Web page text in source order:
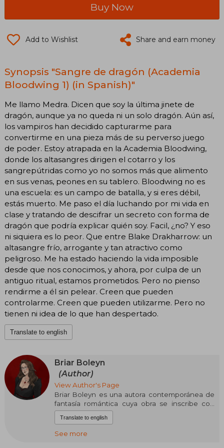
Buy Now
Add to Wishlist Share and earn money
Synopsis "Sangre de dragón (Academia
Bloodwing 1) (in Spanish)"
Me llamo Medra. Dicen que soy la última jinete de
dragón, aunque ya no queda ni un solo dragón. Aún así,
los vampiros han decidido capturarme para
convertirme en una pieza más de su perverso juego
de poder. Estoy atrapada en la Academia Bloodwing,
donde los altasangres dirigen el cotarro y los
sangrepútridas como yo no somos más que alimento
en sus venas, peones en su tablero. Bloodwing no es
una escuela: es un campo de batalla, y si eres débil,
estás muerto. Me paso el día luchando por mi vida en
clase y tratando de descifrar un secreto con forma de
dragón que podría explicar quién soy. Facil, ¿no? Y eso
ni siquiera es lo peor. Que entre Blake Drakharrow: un
altasangre frío, arrogante y tan atractivo como
peligroso. Me ha estado haciendo la vida imposible
desde que nos conocimos, y ahora, por culpa de un
antiguo ritual, estamos prometidos. Pero no pienso
rendirme a él sin pelear. Creen que pueden
controlarme. Creen que pueden utilizarme. Pero no
tienen ni idea de lo que han despertado.
Translate to english
Briar Boleyn
(Author)
View Author's Page
Briar Boleyn es una autora contemporánea de
fantasía romántica cuya obra se inscribe con
decisión en el territorio de la romantasy:
mundos oscuros, jerarquías letales y vínculos
emocionales tan peligrosos como las criaturas
Translate to english
See more